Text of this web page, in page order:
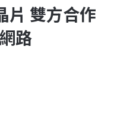
片 雙方合作
路